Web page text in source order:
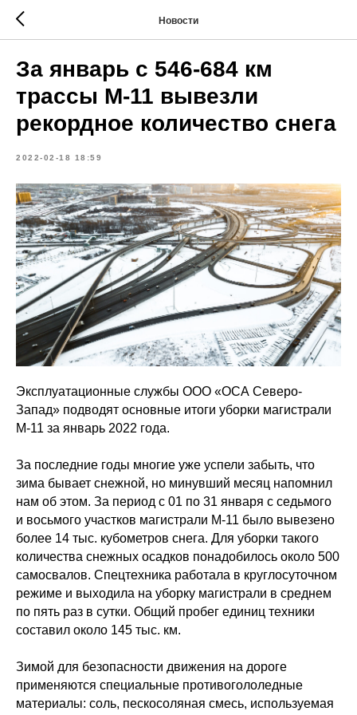
Новости
За январь с 546-684 км
трассы М-11 вывезли
рекордное количество снега
2022-02-18 18:59
Эксплуатационные службы ООО «ОСА Северо-
Запад» подводят основные итоги уборки магистрали
М-11 за январь 2022 года.
За последние годы многие уже успели забыть, что
зима бывает снежной, но минувший месяц напомнил
нам об этом. За период с 01 по 31 января с седьмого
и восьмого участков магистрали М-11 было вывезено
более 14 тыс. кубометров снега. Для уборки такого
количества снежных осадков понадобилось около 500
самосвалов. Спецтехника работала в круглосуточном
режиме и выходила на уборку магистрали в среднем
по пять раз в сутки. Общий пробег единиц техники
составил около 145 тыс. км.
Зимой для безопасности движения на дороге
применяются специальные противогололедные
материалы: соль, пескосоляная смесь, используемая